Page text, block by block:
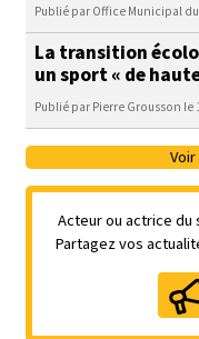
Publié par Office Municipal
La transition
un sport « de
Publié par Pierre Grousson le
Acteur ou actrice du
Partagez vos